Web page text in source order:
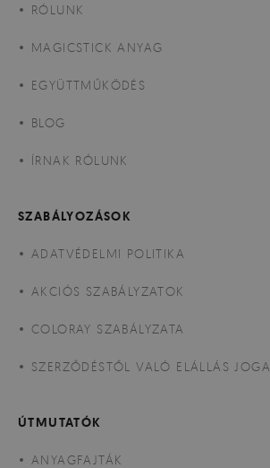
RÓLUNK
MAGICSTICK ANYAG
EGYÜTTMŰKÖDÉS
BLOG
ÍRNAK RÓLUNK
SZABÁLYOZÁSOK
ADATVÉDELMI POLITIKA
AKCIÓS SZABÁLYZATOK
COLORAY SZABÁLYZATA
SZERZŐDÉSTŐL VALÓ ELÁLLÁS JOGA
ÚTMUTATÓK
ANYAGFAJTÁK